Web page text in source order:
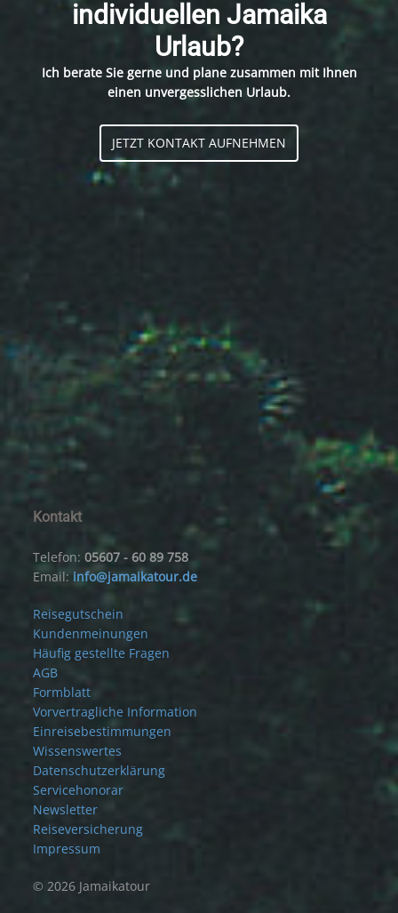
individuellen Jamaika
Urlaub?
Ich berate Sie gerne und plane zusammen mit Ihnen
einen unvergesslichen Urlaub.
JETZT KONTAKT AUFNEHMEN
Kontakt
Telefon:05607 - 60 89 758
Email: info@jamaikatour.de
Reisegutschein
Kundenmeinungen
Häufig gestellte Fragen
AGB
Formblatt
Vorvertragliche Information
Einreisebestimmungen
Wissenswertes
Datenschutzerklärung
Servicehonorar
Newsletter
Reiseversicherung
Impressum
© 2026 Jamaikatour